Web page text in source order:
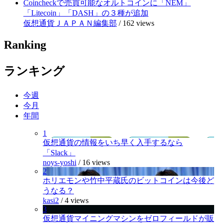
Coincheckで売買可能なオルトコインに「NEM」
「Litecoin」「DASH」の３種が追加
仮想通貨ＪＡＰＡＮ編集部 / 162 views
Ranking
ランキング
今週
今月
年間
1
仮想通貨の情報をいち早く入手するなら
「Slack」
noys-yoshi / 16 views
2
ホリエモンや竹中平蔵氏のビットコインは今後ど
うなる？
kasi2 /4 views
3
仮想通貨マイニングマシンをゼロフィールドが販